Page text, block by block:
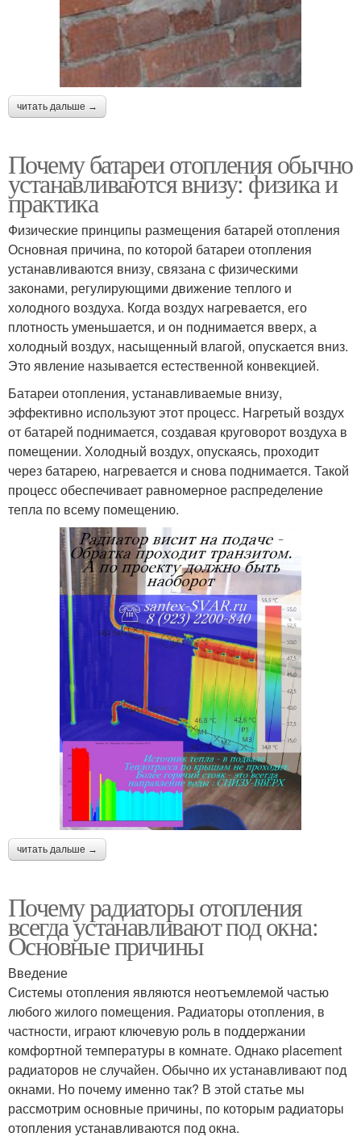
читать дальше →
Почему батареи отопления обычно
устанавливаются внизу: физика и
практика
Физические принципы размещения батарей отопления
Основная причина, по которой батареи отопления
устанавливаются внизу, связана с физическими
законами, регулирующими движение теплого и
холодного воздуха. Когда воздух нагревается, его
плотность уменьшается, и он поднимается вверх, а
холодный воздух, насыщенный влагой, опускается вниз.
Это явление называется естественной конвекцией.
Батареи отопления, устанавливаемые внизу,
эффективно используют этот процесс. Нагретый воздух
от батарей поднимается, создавая круговорот воздуха в
помещении. Холодный воздух, опускаясь, проходит
через батарею, нагревается и снова поднимается. Такой
процесс обеспечивает равномерное распределение
тепла по всему помещению.
читать дальше →
Почему радиаторы отопления
всегда устанавливают под окна:
Основные причины
Введение
Системы отопления являются неотъемлемой частью
любого жилого помещения. Радиаторы отопления, в
частности, играют ключевую роль в поддержании
комфортной температуры в комнате. Однако placement
радиаторов не случайен. Обычно их устанавливают под
окнами. Но почему именно так? В этой статье мы
рассмотрим основные причины, по которым радиаторы
отопления устанавливаются под окна.